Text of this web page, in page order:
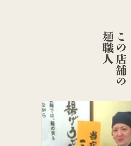
こ
の
店
舗
の
麺
職
人